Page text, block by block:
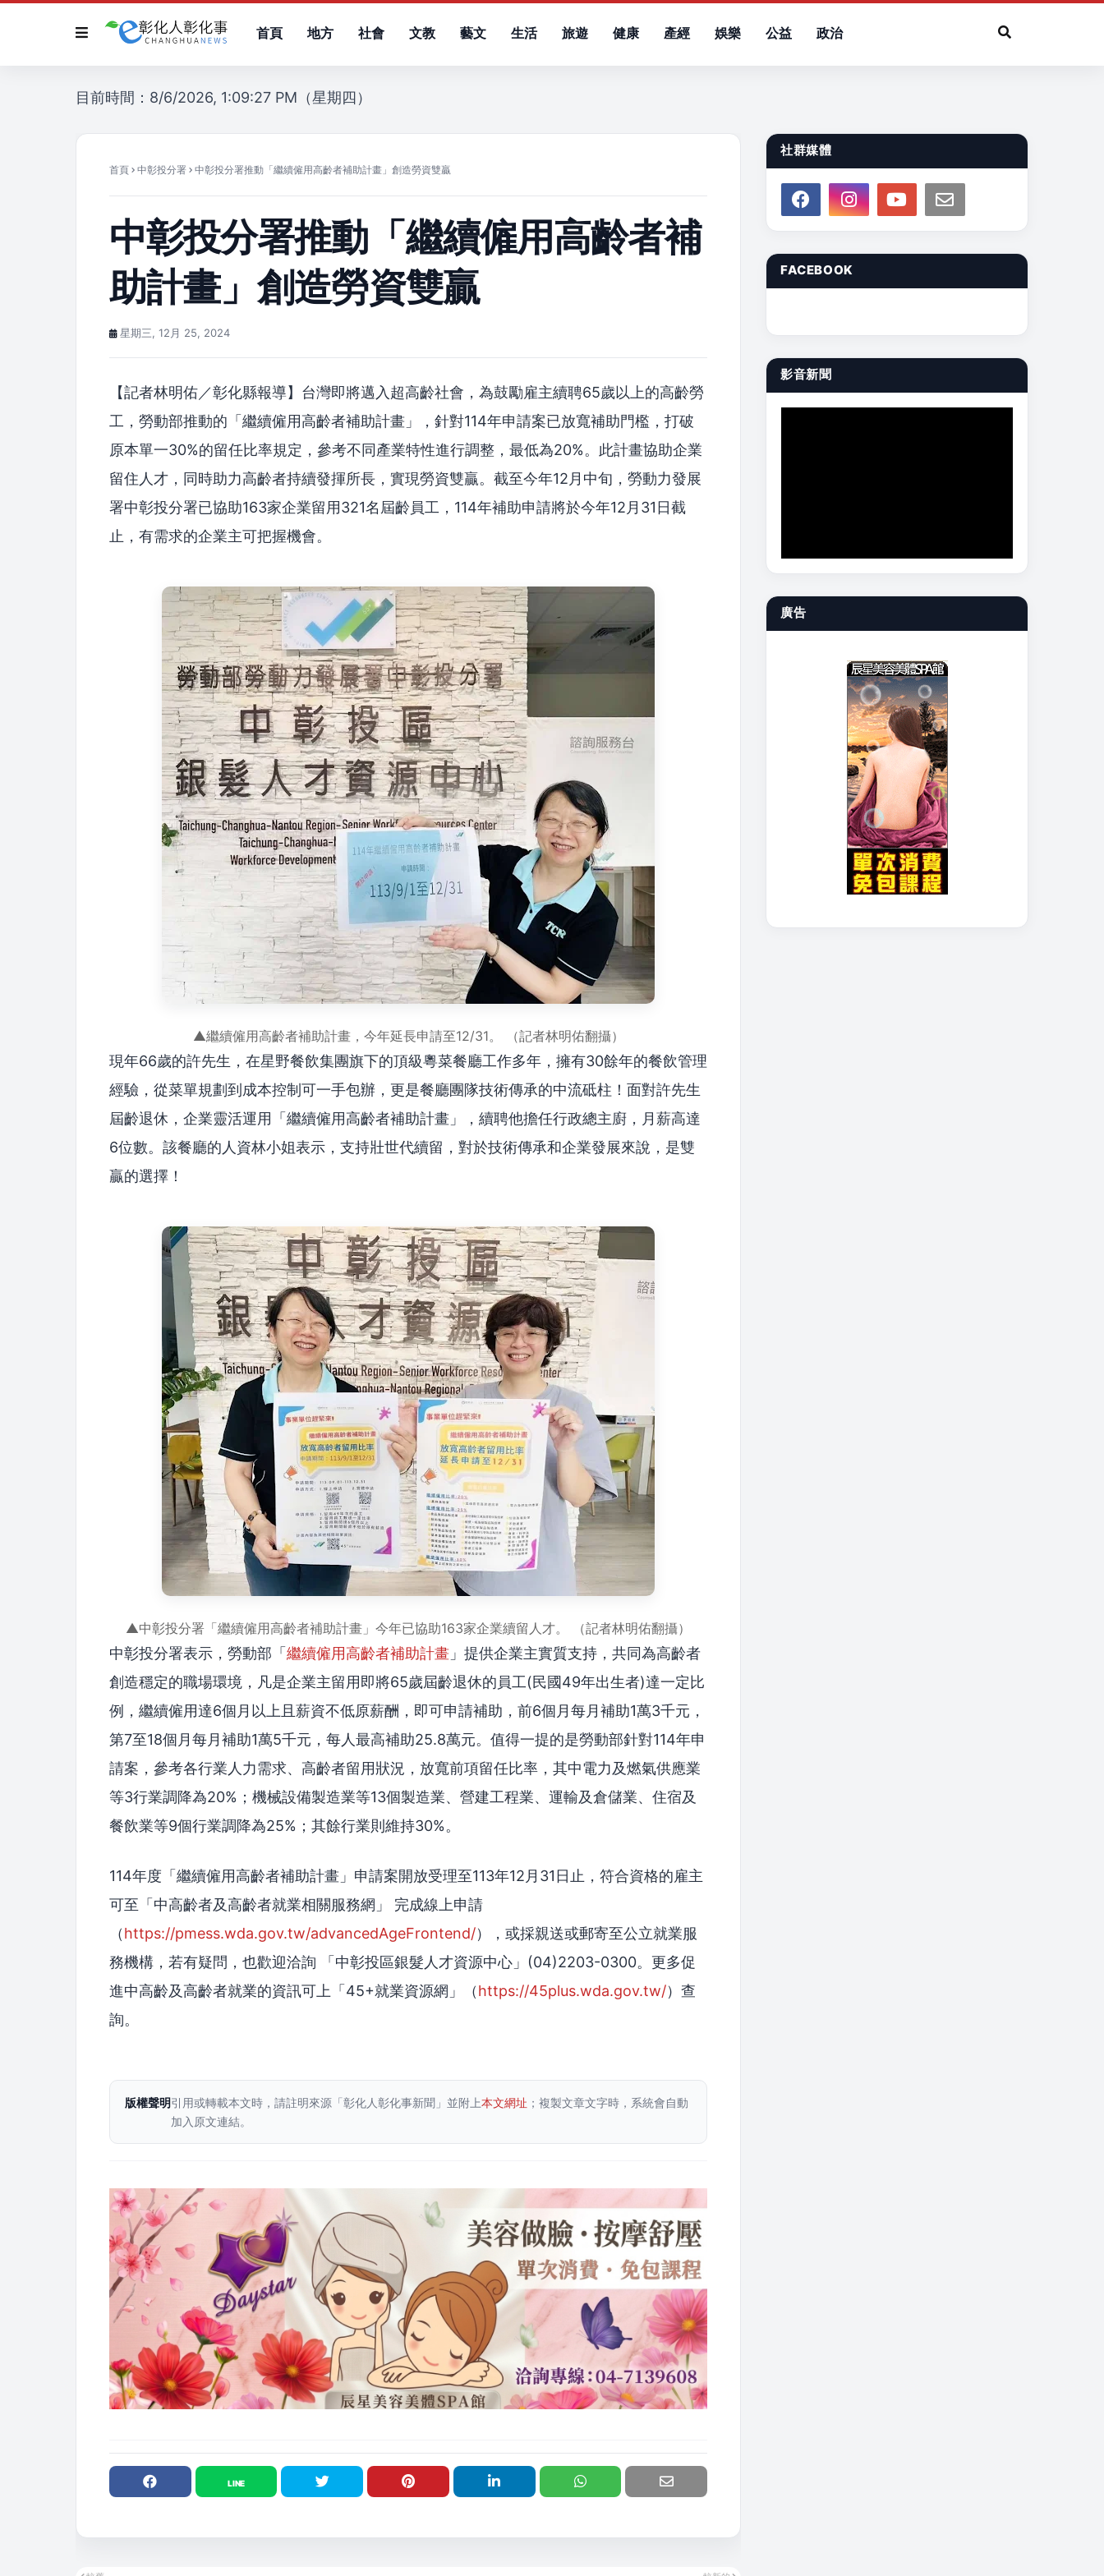
首頁 地方 社會 文教 藝文 生活 旅遊 健康 產經 娛樂 公益 政治
目前時間：8/6/2026, 1:09:27 PM（星期四）
首頁 中彰投分署 中彰投分署推動「繼續僱用高齡者補助計畫」創造勞資雙贏
中彰投分署推動「繼續僱用高齡者補
助計畫」創造勞資雙贏
星期三, 12月 25, 2024
【記者林明佑／彰化縣報導】台灣即將邁入超高齡社會，為鼓勵雇主續聘65歲以上的高齡勞
工，勞動部推動的「繼續僱用高齡者補助計畫」，針對114年申請案已放寬補助門檻，打破
原本單一30%的留任比率規定，參考不同產業特性進行調整，最低為20%。此計畫協助企業
留住人才，同時助力高齡者持續發揮所長，實現勞資雙贏。截至今年12月中旬，勞動力發展
署中彰投分署已協助163家企業留用321名屆齡員工，114年補助申請將於今年12月31日截
止，有需求的企業主可把握機會。
▲繼續僱用高齡者補助計畫，今年延長申請至12/31。 （記者林明佑翻攝）
現年66歲的許先生，在星野餐飲集團旗下的頂級粵菜餐廳工作多年，擁有30餘年的餐飲管理
經驗，從菜單規劃到成本控制可一手包辦，更是餐廳團隊技術傳承的中流砥柱！面對許先生
屆齡退休，企業靈活運用「繼續僱用高齡者補助計畫」，續聘他擔任行政總主廚，月薪高達
6位數。該餐廳的人資林小姐表示，支持壯世代續留，對於技術傳承和企業發展來說，是雙
贏的選擇！
▲中彰投分署「繼續僱用高齡者補助計畫」今年已協助163家企業續留人才。 （記者林明佑翻攝）
中彰投分署表示，勞動部「 繼續僱用高齡者補助計畫 」提供企業主實質支持，共同為高齡者
創造穩定的職場環境，凡是企業主留用即將65歲屆齡退休的員工(民國49年出生者)達一定比
例，繼續僱用達6個月以上且薪資不低原薪酬，即可申請補助，前6個月每月補助1萬3千元，
第7至18個月每月補助1萬5千元，每人最高補助25.8萬元。值得一提的是勞動部針對114年申
請案，參考各行業人力需求、高齡者留用狀況，放寬前項留任比率，其中電力及燃氣供應業
等3行業調降為20%；機械設備製造業等13個製造業、營建工程業、運輸及倉儲業、住宿及
餐飲業等9個行業調降為25%；其餘行業則維持30%。
114年度「繼續僱用高齡者補助計畫」申請案開放受理至113年12月31日止，符合資格的雇主
可至「中高齡者及高齡者就業相關服務網」 完成線上申請
（https://pmess.wda.gov.tw/advancedAgeFrontend/），或採親送或郵寄至公立就業服
務機構，若有疑問，也歡迎洽詢 「中彰投區銀髮人才資源中心」(04)2203-0300。更多促
進中高齡及高齡者就業的資訊可上「45+就業資源網」（https://45plus.wda.gov.tw/）查
詢。
版權聲明引用或轉載本文時，請註明來源「彰化人彰化事新聞」並附上本文網址 ；複製文章文字時，系統會自動
加入原文連結。
社群媒體
FACEBOOK
影音新聞
廣告